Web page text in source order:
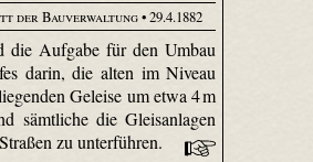
der Bauverwaltung• 29.4.1882
die Aufgabe für den Umbau
darin, die alten im Niveau
Geleise um etwa 4 m
sämtliche die Gleisanlagen
zu unterführen.